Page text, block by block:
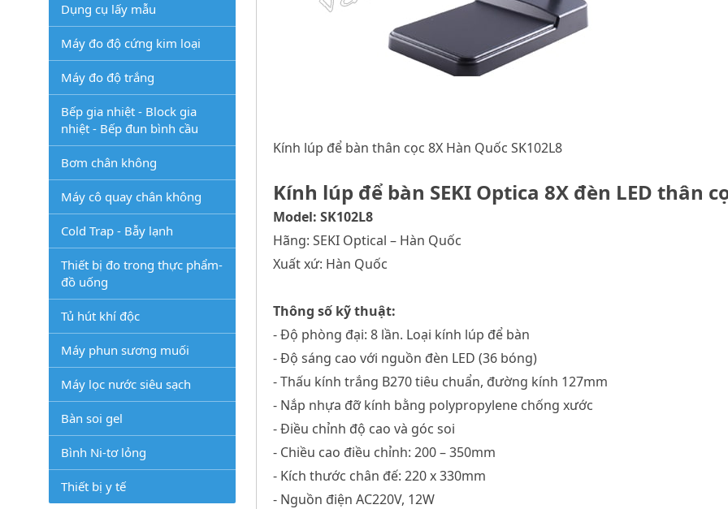
Kính lúp để bàn thân cọc 8X Hàn Quốc SK102L8
Kính lúp để bàn SEKI Optica 8X đèn LED thân
Model: SK102L8
Hãng: SEKI Optical – Hàn Quốc
Xuất xứ: Hàn Quốc
Thông số kỹ thuật:
- Độ phòng đại: 8 lần. Loại kính lúp để bàn
- Độ sáng cao với nguồn đèn LED (36 bóng)
- Thấu kính trắng B270 tiêu chuẩn, đường kính 127mm
- Nắp nhựa đỡ kính bằng polypropylene chống xước
- Điều chỉnh độ cao và góc soi
- Chiều cao điều chỉnh: 200 – 350mm
- Kích thước chân đế: 220 x 330mm
- Nguồn điện AC220V, 12W
Dụng cụ lấy mẫu
Máy đo độ cứng kim loại
Máy đo độ trắng
Bếp gia nhiệt - Block gia
nhiệt - Bếp đun bình cầu
Bơm chân không
Máy cô quay chân không
Cold Trap - Bẫy lạnh
Thiết bị đo trong thực phẩm-
đồ uống
Tủ hút khí độc
Máy phun sương muối
Máy lọc nước siêu sạch
Bàn soi gel
Bình Ni-tơ lỏng
Thiết bị y tế